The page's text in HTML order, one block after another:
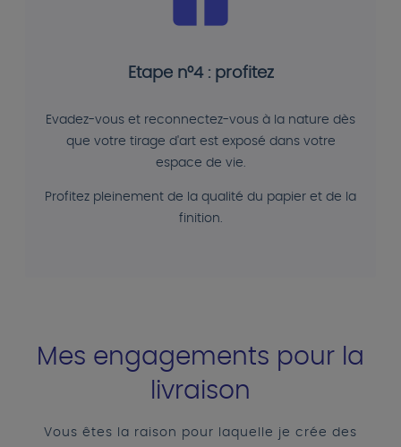
Etape n°4 : profitez
Evadez-vous et reconnectez-vous à la nature dès
que votre tirage d'art est exposé dans votre
espace de vie.
Profitez pleinement de la qualité du papier et de la
finition.
Mes engagements pour la
livraison
Vous êtes la raison pour laquelle je crée des